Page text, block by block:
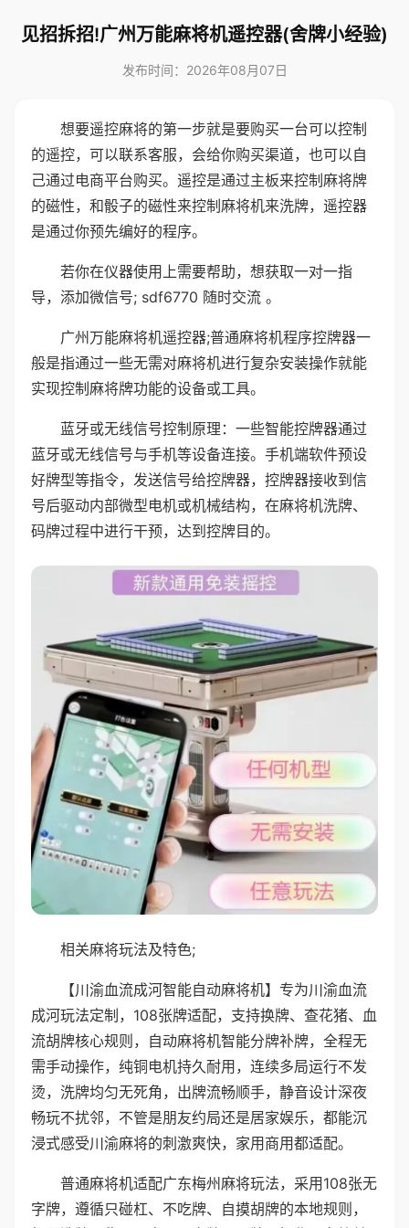
见招拆招!广州万能麻将机遥控器(舍牌小经验)
发布时间：2026年08月07日
想要遥控麻将的第一步就是要购买一台可以控制
的遥控，可以联系客服，会给你购买渠道，也可以自
己通过电商平台购买。遥控是通过主板来控制麻将牌
的磁性，和骰子的磁性来控制麻将机来洗牌，遥控器
是通过你预先编好的程序。
若你在仪器使用上需要帮助，想获取一对一指
导，添加微信号; sdf6770 随时交流 。
广州万能麻将机遥控器;普通麻将机程序控牌器一
般是指通过一些无需对麻将机进行复杂安装操作就能
实现控制麻将牌功能的设备或工具。
蓝牙或无线信号控制原理：一些智能控牌器通过
蓝牙或无线信号与手机等设备连接。手机端软件预设
好牌型等指令，发送信号给控牌器，控牌器接收到信
号后驱动内部微型电机或机械结构，在麻将机洗牌、
码牌过程中进行干预，达到控牌目的。
相关麻将玩法及特色;
【川渝血流成河智能自动麻将机】专为川渝血流
成河玩法定制，108张牌适配，支持换牌、查花猪、血
流胡牌核心规则，自动麻将机智能分牌补牌，全程无
需手动操作，纯铜电机持久耐用，连续多局运行不发
烫，洗牌均匀无死角，出牌流畅顺手，静音设计深夜
畅玩不扰邻，不管是朋友约局还是居家娱乐，都能沉
浸式感受川渝麻将的刺激爽快，家用商用都适配。
普通麻将机适配广东梅州麻将玩法，采用108张无
字牌，遵循只碰杠、不吃牌、自摸胡牌的本地规则，